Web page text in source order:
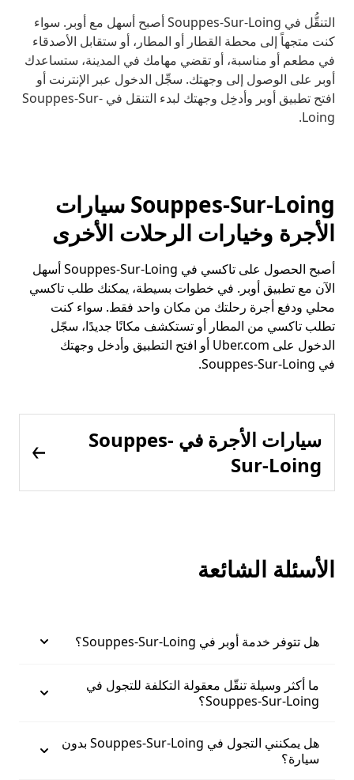
التنقُّل في Souppes-Sur-Loing أصبح أسهل مع أوبر. سواء
كنت متجهاً إلى محطة القطار أو المطار، أو ستقابل الأصدقاء
في مطعم أو مناسبة، أو تقضي مهامك في المدينة، ستساعدك
أوبر على الوصول إلى وجهتك. سجِّل الدخول عبر الإنترنت أو
افتح تطبيق أوبر وأدخِل وجهتك لبدء التنقل في Souppes-Sur-
Loing.
Souppes-Sur-Loing سيارات
الأجرة وخيارات الرحلات الأخرى
أصبح الحصول على تاكسي في Souppes-Sur-Loing أسهل
الآن مع تطبيق أوبر. في خطوات بسيطة، يمكنك طلب تاكسي
محلي ودفع أجرة رحلتك من مكان واحد فقط. سواء كنت
تطلب تاكسي من المطار أو تستكشف مكانًا جديدًا، سجّل
الدخول على Uber.com أو افتح التطبيق وأدخل وجهتك
في Souppes-Sur-Loing.
سيارات الأجرة في Souppes-
Sur-Loing
الأسئلة الشائعة
هل تتوفر خدمة أوبر في Souppes-Sur-Loing؟
ما أكثر وسيلة تنقّل معقولة التكلفة للتجول في
Souppes-Sur-Loing؟
هل يمكنني التجول في Souppes-Sur-Loing بدون
سيارة؟